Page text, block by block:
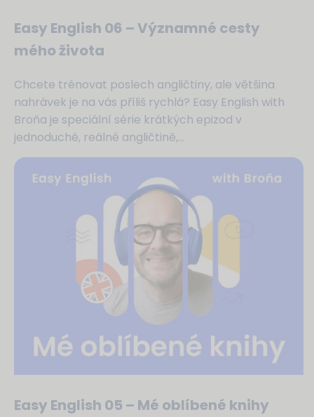
Easy English 06 – Významné cesty
mého života
Chcete trénovat poslech angličtiny, ale většina
nahrávek je na vás příliš rychlá? Easy English with
Broňa je speciální série krátkých epizod v
jednoduché, reálné angličtině,...
Easy English 05 – Mé oblíbené knihy